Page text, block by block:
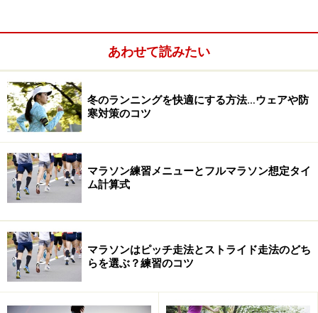
まず紹介するのは、ほぼイーブンペースに近い走り方を
した２人。
あわせて読みたい
冬のランニングを快適にする方法…ウェアや防
寒対策のコツ
マラソン練習メニューとフルマラソン想定タイ
ム計算式
マラソンはピッチ走法とストライド走法のどち
らを選ぶ？練習のコツ